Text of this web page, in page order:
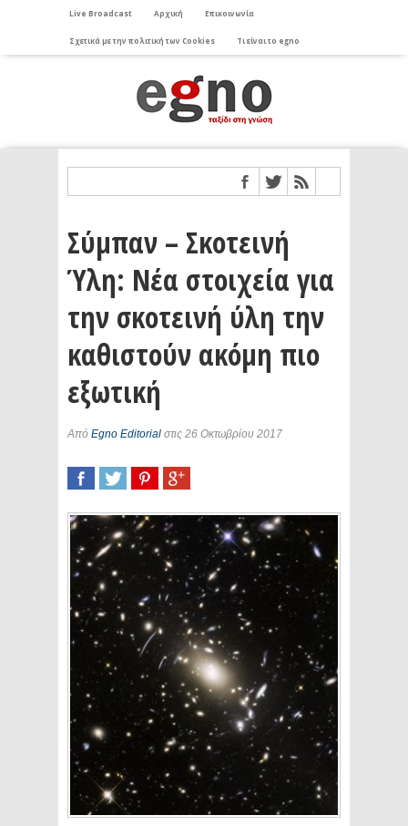
Live Broadcast Αρχική Επικοινωνία
Σχετικά με την πολιτική των Cookies Τι είναι το egno
Σύμπαν – Σκοτεινή
Ύλη: Νέα στοιχεία για
την σκοτεινή ύλη την
καθιστούν ακόμη πιο
εξωτική
Από Egno Editorial στις 26 Οκτωβρίου 2017